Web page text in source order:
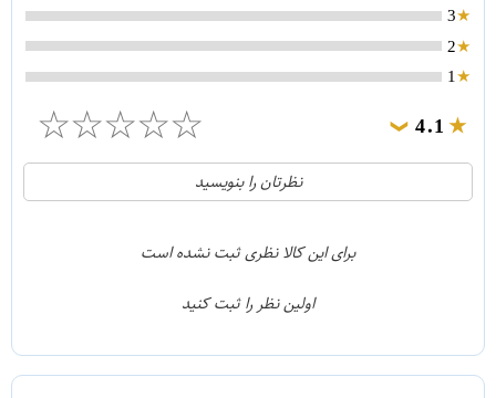
3
2
1
4.1
❯
☆
☆
☆
☆
☆
21
1
نظرتان را بنویسید
برای این کالا نظری ثبت نشده است
اولین نظر را ثبت کنید